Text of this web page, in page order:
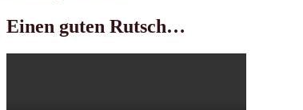
Einen guten Rutsch…